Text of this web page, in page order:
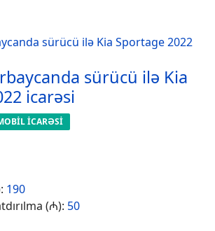
sürücü ilə Kia
icarəsi
İCARƏSİ
190
(₼): 50